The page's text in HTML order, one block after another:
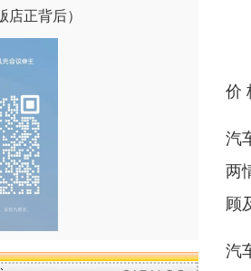
正背后）
价
汽
两
顾
汽